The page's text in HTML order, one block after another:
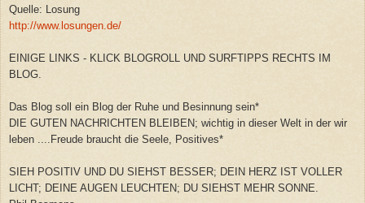
Quelle: Losung
http://www.losungen.de/
EINIGE LINKS - KLICK BLOGROLL UND SURFTIPPS RECHTS IM
BLOG.
Das Blog soll ein Blog der Ruhe und Besinnung sein*
DIE GUTEN NACHRICHTEN BLEIBEN; wichtig in dieser Welt in der wir
leben ....Freude braucht die Seele, Positives*
SIEH POSITIV UND DU SIEHST BESSER; DEIN HERZ IST VOLLER
LICHT; DEINE AUGEN LEUCHTEN; DU SIEHST MEHR SONNE.